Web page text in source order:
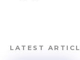
LATEST